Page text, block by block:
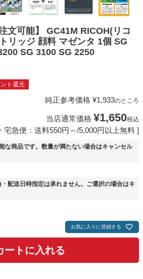
文可能】 GC41M RICOH(リコ
リッジ 顔料 マゼンタ 1個 SG
SG 3100 SG 2250
ト還元
純正参考価格 ¥1,933のところ
当店通常価格 ¥1,650税込
宅急便：送料550円～/5,000円以上無料
な商品です。数量が満たない場合はキャンセル
配送日時指定は承れません。ご選択の場合はキ
お気に入りに登録する
ートに入れる